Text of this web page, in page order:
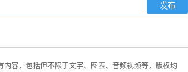
内容，包括但不限于文字、图表、音频视频等，版权均